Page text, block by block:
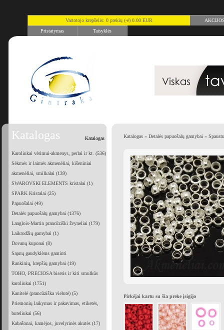
Vartotojo krepšelis: 0 prekių (-ė) 0.00 EUR
Pristatymas
Taisyklės
Katalogas Katalogas
Karoliukai vėrimui-akmenys, perlai ir kt. (536)
Sėkmės ir laimės akmenėliai, kišeniniai
akmenėliai, smilkalai (139)
SWAROVSKI ELEMENTS kristalai (1)
SPARK Kristalai (25)
Papuošalai (49)
Detalės papuošalų gamybai (1376)
Langlois-Martin prancūziški žvyneliai (179)
Laikrodžių gamybai (1)
Dovanų kuponai (8)
Sapnų gaudyklėms gaminti
Rankinių, krepšių gamybai (19)
TOHO, PRECIOSA biseris ir kiti smulkūs
karoliukai (1751)
Kanitelė (prancūziška vielutė) (5)
Priemonių laikymas ir pakavimas, etiketės,
buteliukai (56)
Kabašonai, kamėjos, juvelyrinės akutės (17)
Katalogas » Detalės papuošalų gamybai »
Pirkėjai kartu su šia preke įsigijo